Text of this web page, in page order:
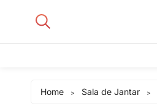
Home > Sala de Jantar >